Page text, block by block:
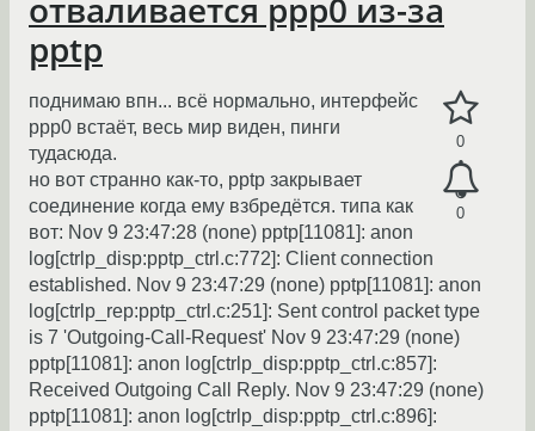
отваливается ppp0 из-за
pptp
0
0
поднимаю впн... всё нормально, интерфейс
ppp0 встаёт, весь мир виден, пинги
тудасюда.
но вот странно как-то, pptp закрывает
соединение когда ему взбредётся. типа как
вот: Nov 9 23:47:28 (none) pptp[11081]: anon
log[ctrlp_disp:pptp_ctrl.c:772]: Client connection
established. Nov 9 23:47:29 (none) pptp[11081]: anon
log[ctrlp_rep:pptp_ctrl.c:251]: Sent control packet type
is 7 'Outgoing-Call-Request' Nov 9 23:47:29 (none)
pptp[11081]: anon log[ctrlp_disp:pptp_ctrl.c:857]:
Received Outgoing Call Reply. Nov 9 23:47:29 (none)
pptp[11081]: anon log[ctrlp_disp:pptp_ctrl.c:896]: